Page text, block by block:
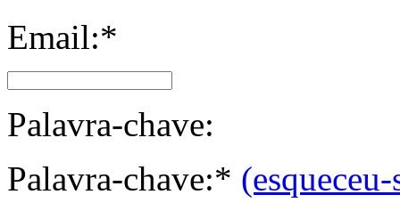
Email:*
Palavra-chave:
Palavra-chave:* (esqueceu-